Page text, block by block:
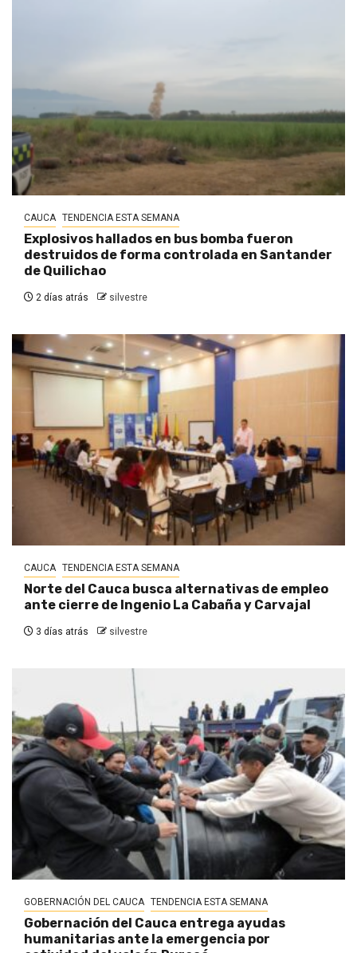
CAUCA TENDENCIA ESTA SEMANA
Explosivos hallados en bus bomba fueron
destruidos de forma controlada en Santander
de Quilichao
2 días atrás silvestre
CAUCA TENDENCIA ESTA SEMANA
Norte del Cauca busca alternativas de empleo
ante cierre de Ingenio La Cabaña y Carvajal
3 días atrás silvestre
GOBERNACIÓN DEL CAUCA TENDENCIA ESTA SEMANA
Gobernación del Cauca entrega ayudas
humanitarias ante la emergencia por